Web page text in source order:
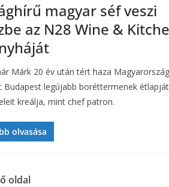
magyar séf veszi
az N28 Wine &
Márk 20 év után tért haza
Budapest legújabb boréttermenek
kreálja, mint chef patron.
olvasása
oldal